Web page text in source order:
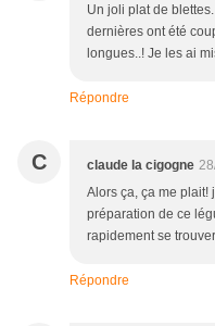
Un joli plat de
dernières ont été
longues..! Je les ai
Répondre
C claude la cigogne
Alors ça, ça me plait!
préparation de ce
rapidement se
Répondre